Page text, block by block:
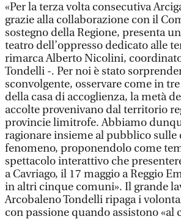
«Per la terza volta consecutiva
grazie alla collaborazione con il
sostegno della Regione, presenta
teatro dell’oppresso dedicato alle
rimarca Alberto Nicolini,
Tondelli -. Per noi è stato
sconvolgente, osservare come in
della casa di accoglienza, la metà
accolte provenivano dal territorio
provincie limitrofe. Abbiamo
ragionare insieme al pubblico sulle
fenomeno, proponendolo come
spettacolo interattivo che
a Cavriago, il 17 maggio a Reggio
in altri cinque comuni». Il grande
Arcobaleno Tondelli ripaga i
con passione quando assistono «al